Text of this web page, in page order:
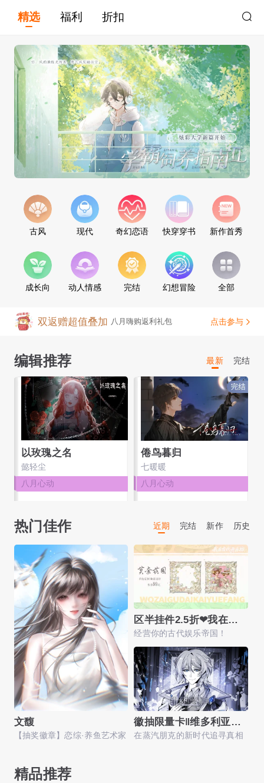
精选 福利 折扣
古风 现代 奇幻恋语 快穿穿书 新作首秀
成长向 动人情感 完结 幻想冒险 全部
双返赠超值叠加 八月嗨购返利礼包 点击参与
7月名场面第一名 黑化徒弟养成攻略 点击参与
双返赠超值叠加 八月嗨购返利礼包 点击参与
7月名场面第一名 黑化徒弟养成攻略 点击参与
编辑推荐 最新 完结
以玫瑰之名
懿轻尘
八月心动
倦鸟暮归
七暖暖
八月心动
热门佳作 近期 完结 新作 历史
文馥
【抽奖徽章】恋综·养鱼艺术家
区半挂件2.5折❤我在古代开乐坊
经营你的古代娱乐帝国！
徽抽限量卡‖维多利亚幻想曲
在蒸汽朋克的新时代追寻真相
精品推荐